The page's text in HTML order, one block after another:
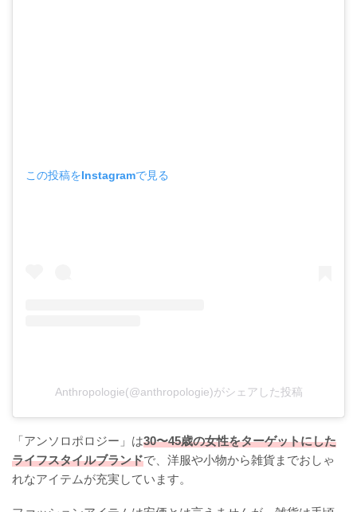
この投稿をInstagramで見る
Anthropologie(@anthropologie)がシェアした投稿
「アンソロポロジー」は30〜45歳の女性をターゲットにした
ライフスタイルブランドで、洋服や小物から雑貨までおしゃ
れなアイテムが充実しています。